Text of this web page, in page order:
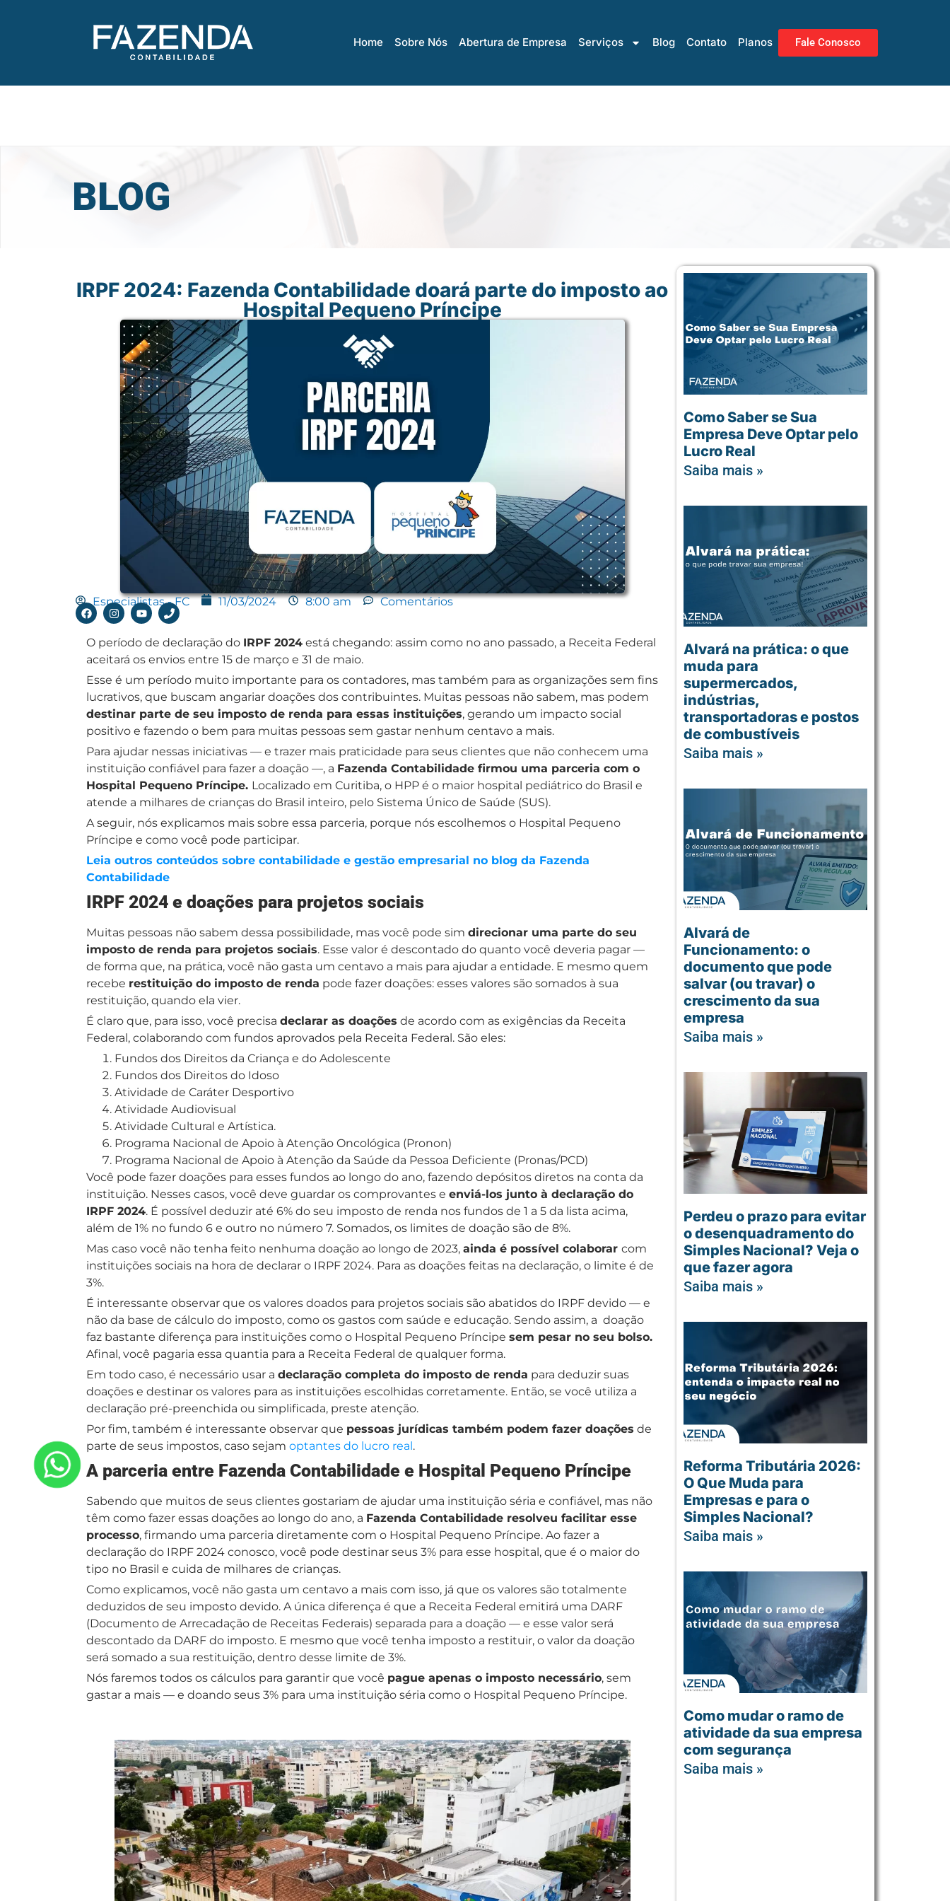
Home Sobre Nós Abertura de Empresa Serviços Blog Contato Planos Fale Conosco
BLOG
IRPF 2024: Fazenda Contabilidade doará parte do imposto ao
Hospital Pequeno Príncipe
Especialistas - FC 11/03/2024 8:00 am Comentários
O período de declaração do IRPF 2024 está chegando: assim como no ano passado, a Receita Federal
aceitará os envios entre 15 de março e 31 de maio.
Esse é um período muito importante para os contadores, mas também para as organizações sem fins
lucrativos, que buscam angariar doações dos contribuintes. Muitas pessoas não sabem, mas podem
destinar parte de seu imposto de renda para essas instituições, gerando um impacto social
positivo e fazendo o bem para muitas pessoas sem gastar nenhum centavo a mais.
Para ajudar nessas iniciativas — e trazer mais praticidade para seus clientes que não conhecem uma
instituição confiável para fazer a doação —, a Fazenda Contabilidade firmou uma parceria com o
Hospital Pequeno Príncipe. Localizado em Curitiba, o HPP é o maior hospital pediátrico do Brasil e
atende a milhares de crianças do Brasil inteiro, pelo Sistema Único de Saúde (SUS).
A seguir, nós explicamos mais sobre essa parceria, porque nós escolhemos o Hospital Pequeno
Príncipe e como você pode participar.
Leia outros conteúdos sobre contabilidade e gestão empresarial no blog da Fazenda
Contabilidade
IRPF 2024 e doações para projetos sociais
Muitas pessoas não sabem dessa possibilidade, mas você pode sim direcionar uma parte do seu
imposto de renda para projetos sociais. Esse valor é descontado do quanto você deveria pagar —
de forma que, na prática, você não gasta um centavo a mais para ajudar a entidade. E mesmo quem
recebe restituição do imposto de renda pode fazer doações: esses valores são somados à sua
restituição, quando ela vier.
É claro que, para isso, você precisa declarar as doações de acordo com as exigências da Receita
Federal, colaborando com fundos aprovados pela Receita Federal. São eles:
Fundos dos Direitos da Criança e do Adolescente
Fundos dos Direitos do Idoso
Atividade de Caráter Desportivo
Atividade Audiovisual
Atividade Cultural e Artística.
Programa Nacional de Apoio à Atenção Oncológica (Pronon)
Programa Nacional de Apoio à Atenção da Saúde da Pessoa Deficiente (Pronas/PCD)
Você pode fazer doações para esses fundos ao longo do ano, fazendo depósitos diretos na conta da
instituição. Nesses casos, você deve guardar os comprovantes e enviá-los junto à declaração do
IRPF 2024. É possível deduzir até 6% do seu imposto de renda nos fundos de 1 a 5 da lista acima,
além de 1% no fundo 6 e outro no número 7. Somados, os limites de doação são de 8%.
Mas caso você não tenha feito nenhuma doação ao longo de 2023, ainda é possível colaborar com
instituições sociais na hora de declarar o IRPF 2024. Para as doações feitas na declaração, o limite é de
3%.
É interessante observar que os valores doados para projetos sociais são abatidos do IRPF devido — e
não da base de cálculo do imposto, como os gastos com saúde e educação. Sendo assim, a doação
faz bastante diferença para instituições como o Hospital Pequeno Príncipe sem pesar no seu bolso.
Afinal, você pagaria essa quantia para a Receita Federal de qualquer forma.
Em todo caso, é necessário usar a declaração completa do imposto de renda para deduzir suas
doações e destinar os valores para as instituições escolhidas corretamente. Então, se você utiliza a
declaração pré-preenchida ou simplificada, preste atenção.
Por fim, também é interessante observar que pessoas jurídicas também podem fazer doações de
parte de seus impostos, caso sejam optantes do lucro real.
A parceria entre Fazenda Contabilidade e Hospital Pequeno Príncipe
Sabendo que muitos de seus clientes gostariam de ajudar uma instituição séria e confiável, mas não
têm como fazer essas doações ao longo do ano, a Fazenda Contabilidade resolveu facilitar esse
processo, firmando uma parceria diretamente com o Hospital Pequeno Príncipe. Ao fazer a
declaração do IRPF 2024 conosco, você pode destinar seus 3% para esse hospital, que é o maior do
tipo no Brasil e cuida de milhares de crianças.
Como explicamos, você não gasta um centavo a mais com isso, já que os valores são totalmente
deduzidos de seu imposto devido. A única diferença é que a Receita Federal emitirá uma DARF
(Documento de Arrecadação de Receitas Federais) separada para a doação — e esse valor será
descontado da DARF do imposto. E mesmo que você tenha imposto a restituir, o valor da doação
será somado a sua restituição, dentro desse limite de 3%.
Nós faremos todos os cálculos para garantir que você pague apenas o imposto necessário, sem
gastar a mais — e doando seus 3% para uma instituição séria como o Hospital Pequeno Príncipe.
Como Saber se Sua
Empresa Deve Optar pelo
Lucro Real​
Saiba mais »
Alvará na prática: o que
muda para
supermercados,
indústrias,
transportadoras e postos
de combustíveis
Saiba mais »
Alvará de
Funcionamento: o
documento que pode
salvar (ou travar) o
crescimento da sua
empresa
Saiba mais »
Perdeu o prazo para evitar
o desenquadramento do
Simples Nacional? Veja o
que fazer agora
Saiba mais »
Reforma Tributária 2026:
O Que Muda para
Empresas e para o
Simples Nacional?
Saiba mais »
Como mudar o ramo de
atividade da sua empresa
com segurança
Saiba mais »